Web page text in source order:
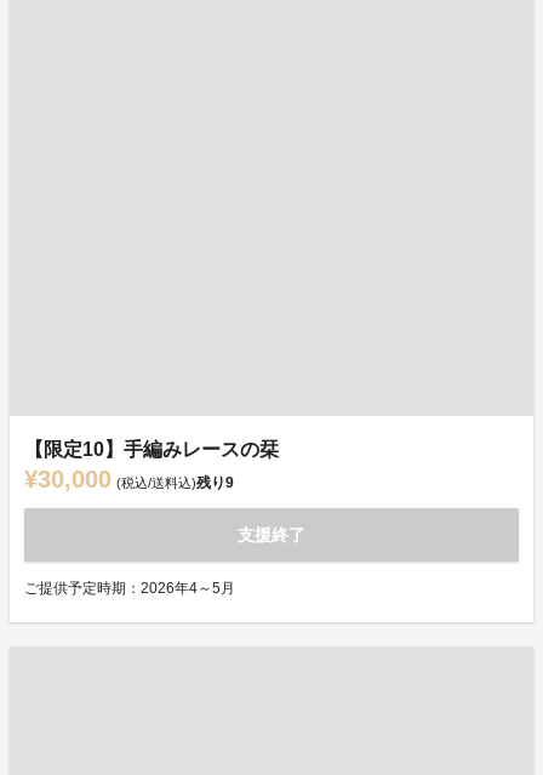
【限定10】手編みレースの栞
¥30,000 (税込/送料込)残り9
支援終了
ご提供予定時期：2026年4～5月